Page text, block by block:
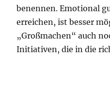
benennen. Emotional
erreichen, ist besser
„Großmachen“ auch
Initiativen, die in die